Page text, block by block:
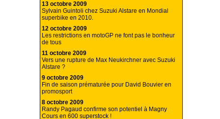
13 octobre 2009
Sylvain Guintoli chez Suzuki Alstare en Mondial
superbike en 2010.
12 octobre 2009
Les restrictions en motoGP ne font pas le bonheur
de tous
11 octobre 2009
Vers une rupture de Max Neukirchner avec Suzuki
Alstare ?
9 octobre 2009
Fin de saison prématurée pour David Bouvier en
promosport
8 octobre 2009
Randy Pagaud confirme son potentiel à Magny
Cours en 600 superstock !